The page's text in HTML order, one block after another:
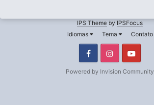
IPS Theme by IPSFocus
Idiomas
Tema Contato
FacebookInstagram
Powered by Invision Community